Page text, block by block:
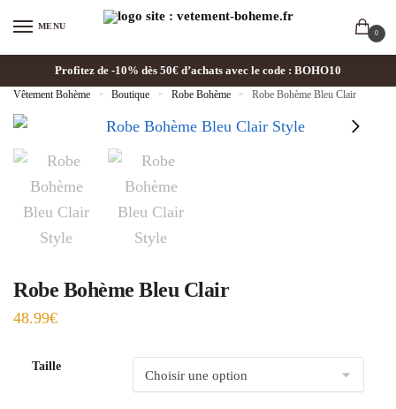
MENU
0
Profitez de -10% dès 50€ d’achats avec le code : BOHO10
Vêtement Bohème » Boutique » Robe Bohème » Robe Bohème Bleu Clair
Robe Bohème Bleu Clair
48.99€
Taille